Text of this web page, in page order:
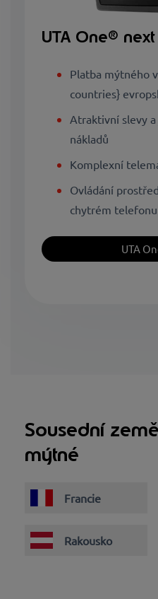
UTA One® next
Platba mýtného
countries}
Atraktivní slevy
nákladů
Komplexní
Ovládání
chytrém telefonu
UTA
Sousední
mýtné
Francie
Rakousko